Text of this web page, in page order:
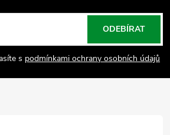
s podmínkami ochrany osobních údajů
ODEBÍRAT